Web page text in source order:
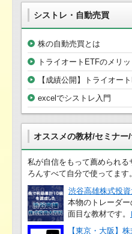
シストレ・自動売買
株の自動売買とは
トライオートETFのメリ
【成績公開】トライオー
excelでシストレ入門
オススメの教材/セミナー
私が自信をもって薦められ
ろんすべて自分で使ってます。
渋谷高雄株式投
本物のトレーダ
面目な教材です。
【東京・大阪】